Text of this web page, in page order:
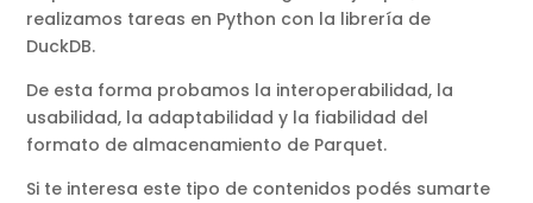
realizamos tareas en Python con la librería de
DuckDB.
De esta forma probamos la interoperabilidad, la
usabilidad, la adaptabilidad y la fiabilidad del
formato de almacenamiento de Parquet.
Si te interesa este tipo de contenidos podés sumarte